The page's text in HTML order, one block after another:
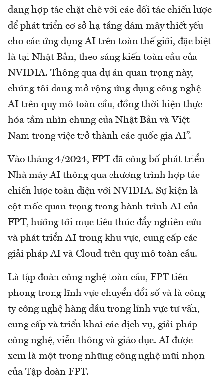
đang hợp tác chặt chẽ với các đối tác chiến lược
để phát triển cơ sở hạ tầng đám mây thiết yếu
cho các ứng dụng AI trên toàn thế giới, đặc biệt
là tại Nhật Bản, theo sáng kiến toàn cầu của
NVIDIA. Thông qua dự án quan trọng này,
chúng tôi đang mở rộng ứng dụng công nghệ
AI trên quy mô toàn cầu, đồng thời hiện thực
hóa tầm nhìn chung của Nhật Bản và Việt
Nam trong việc trở thành các quốc gia AI”.
Vào tháng 4/2024, FPT đã công bố phát triển
Nhà máy AI thông qua chương trình hợp tác
chiến lược toàn diện với NVIDIA. Sự kiện là
cột mốc quan trọng trong hành trình AI của
FPT, hướng tới mục tiêu thúc đẩy nghiên cứu
và phát triển AI trong khu vực, cung cấp các
giải pháp AI và Cloud trên quy mô toàn cầu.
Là tập đoàn công nghệ toàn cầu, FPT tiên
phong trong lĩnh vực chuyển đổi số và là công
ty công nghệ hàng đầu trong lĩnh vực tư vấn,
cung cấp và triển khai các dịch vụ, giải pháp
công nghệ, viễn thông và giáo dục. AI được
xem là một trong những công nghệ mũi nhọn
của Tập đoàn FPT.